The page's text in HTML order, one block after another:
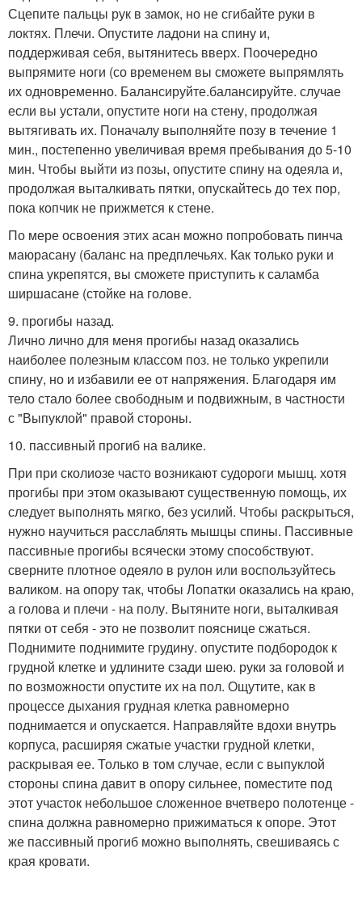
Сцепите пальцы рук в замок, но не сгибайте руки в
локтях. Плечи. Опустите ладони на спину и,
поддерживая себя, вытянитесь вверх. Поочередно
выпрямите ноги (со временем вы сможете выпрямлять
их одновременно. Балансируйте.балансируйте. случае
если вы устали, опустите ноги на стену, продолжая
вытягивать их. Поначалу выполняйте позу в течение 1
мин., постепенно увеличивая время пребывания до 5-10
мин. Чтобы выйти из позы, опустите спину на одеяла и,
продолжая выталкивать пятки, опускайтесь до тех пор,
пока копчик не прижмется к стене.
По мере освоения этих асан можно попробовать пинча
маюрасану (баланс на предплечьях. Как только руки и
спина укрепятся, вы сможете приступить к саламба
ширшасане (стойке на голове.
9. прогибы назад.
Лично лично для меня прогибы назад оказались
наиболее полезным классом поз. не только укрепили
спину, но и избавили ее от напряжения. Благодаря им
тело стало более свободным и подвижным, в частности
с "Выпуклой" правой стороны.
10. пассивный прогиб на валике.
При при сколиозе часто возникают судороги мышц. хотя
прогибы при этом оказывают существенную помощь, их
следует выполнять мягко, без усилий. Чтобы раскрыться,
нужно научиться расслаблять мышцы спины. Пассивные
пассивные прогибы всячески этому способствуют.
сверните плотное одеяло в рулон или воспользуйтесь
валиком. на опору так, чтобы Лопатки оказались на краю,
а голова и плечи - на полу. Вытяните ноги, выталкивая
пятки от себя - это не позволит пояснице сжаться.
Поднимите поднимите грудину. опустите подбородок к
грудной клетке и удлините сзади шею. руки за головой и
по возможности опустите их на пол. Ощутите, как в
процессе дыхания грудная клетка равномерно
поднимается и опускается. Направляйте вдохи внутрь
корпуса, расширяя сжатые участки грудной клетки,
раскрывая ее. Только в том случае, если с выпуклой
стороны спина давит в опору сильнее, поместите под
этот участок небольшое сложенное вчетверо полотенце -
спина должна равномерно прижиматься к опоре. Этот
же пассивный прогиб можно выполнять, свешиваясь с
края кровати.